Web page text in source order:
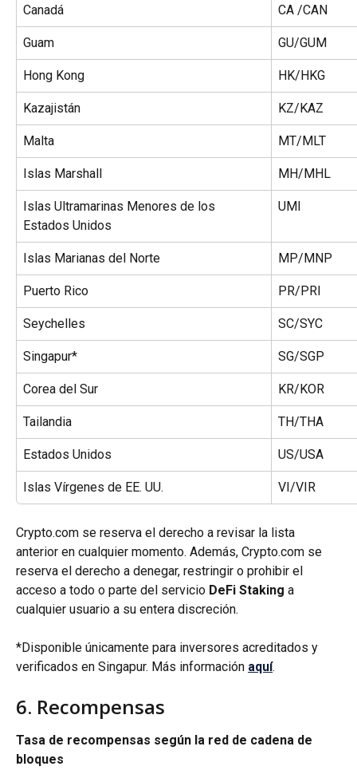
Canadá CA /CAN
Guam GU/GUM
Hong Kong HK/HKG
Kazajistán KZ/KAZ
Malta MT/MLT
Islas Marshall MH/MHL
Islas Ultramarinas Menores de los
Estados Unidos
UMI
Islas Marianas del Norte MP/MNP
Puerto Rico PR/PRI
Seychelles SC/SYC
Singapur* SG/SGP
Corea del Sur KR/KOR
Tailandia TH/THA
Estados Unidos US/USA
Islas Vírgenes de EE. UU. VI/VIR
Crypto.com se reserva el derecho a revisar la lista
anterior en cualquier momento. Además, Crypto.com se
reserva el derecho a denegar, restringir o prohibir el
acceso a todo o parte del servicio DeFi Staking a
cualquier usuario a su entera discreción.
*Disponible únicamente para inversores acreditados y
verificados en Singapur. Más información aquí.
6. Recompensas
Tasa de recompensas según la red de cadena de
bloques